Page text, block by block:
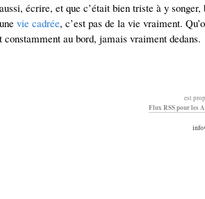
écrire, et que c’était bien triste à y
vie cadrée, c’est pas de la vie vraiment.
constamment au bord, jamais vraiment dedans.
est
Flux RSS pour les